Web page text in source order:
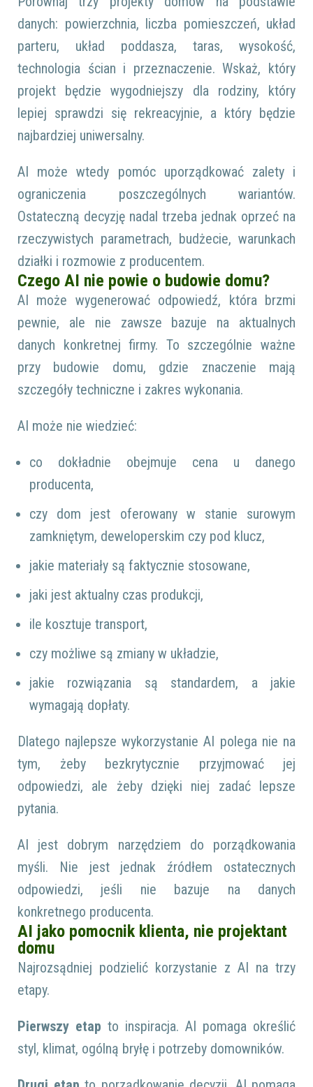
danych: powierzchnia, liczba pomieszczeń, układ
parteru, układ poddasza, taras, wysokość,
technologia ścian i przeznaczenie. Wskaż, który
projekt będzie wygodniejszy dla rodziny, który
lepiej sprawdzi się rekreacyjnie, a który będzie
najbardziej uniwersalny.
AI może wtedy pomóc uporządkować zalety i
ograniczenia poszczególnych wariantów.
Ostateczną decyzję nadal trzeba jednak oprzeć na
rzeczywistych parametrach, budżecie, warunkach
działki i rozmowie z producentem.
Czego AI nie powie o budowie domu?
AI może wygenerować odpowiedź, która brzmi
pewnie, ale nie zawsze bazuje na aktualnych
danych konkretnej firmy. To szczególnie ważne
przy budowie domu, gdzie znaczenie mają
szczegóły techniczne i zakres wykonania.
AI może nie wiedzieć:
co dokładnie obejmuje cena u danego
producenta,
czy dom jest oferowany w stanie surowym
zamkniętym, deweloperskim czy pod klucz,
jakie materiały są faktycznie stosowane,
jaki jest aktualny czas produkcji,
ile kosztuje transport,
czy możliwe są zmiany w układzie,
jakie rozwiązania są standardem, a jakie
wymagają dopłaty.
Dlatego najlepsze wykorzystanie AI polega nie na
tym, żeby bezkrytycznie przyjmować jej
odpowiedzi, ale żeby dzięki niej zadać lepsze
pytania.
AI jest dobrym narzędziem do porządkowania
myśli. Nie jest jednak źródłem ostatecznych
odpowiedzi, jeśli nie bazuje na danych
konkretnego producenta.
AI jako pomocnik klienta, nie projektant
domu
Najrozsądniej podzielić korzystanie z AI na trzy
etapy.
Pierwszy etap to inspiracja. AI pomaga określić
styl, klimat, ogólną bryłę i potrzeby domowników.